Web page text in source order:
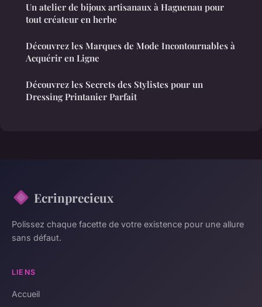
Un atelier de bijoux artisanaux à Haguenau pour
tout créateur en herbe
Découvrez les Marques de Mode Incontournables à
Acquérir en Ligne
Découvrez les Secrets des Stylistes pour un
Dressing Printanier Parfait
Ecrinprecieux
Polissez chaque facette de votre existence pour une allure
sans défaut.
LIENS
Accueil